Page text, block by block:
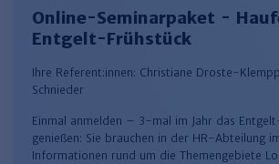
Online-Seminarpaket -
Entgelt-Frühstück
Ihre Referent:innen: Christiane Droste-Klempp
Schnieder
Einmal anmelden – 3-mal im Jahr das
genießen: Sie brauchen in der HR-Abteilung
Informationen rund um die Themengebiete